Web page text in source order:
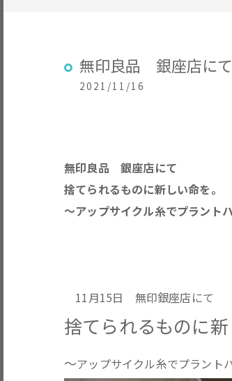
無印良品 銀座店に
2021/11/16
無印良品 銀座店にて
捨てられるものに新しい命を。
～アップサイクル糸でプラント
11月15日 無印銀座店にて
捨てられるものに新
～アップサイクル糸でプラント